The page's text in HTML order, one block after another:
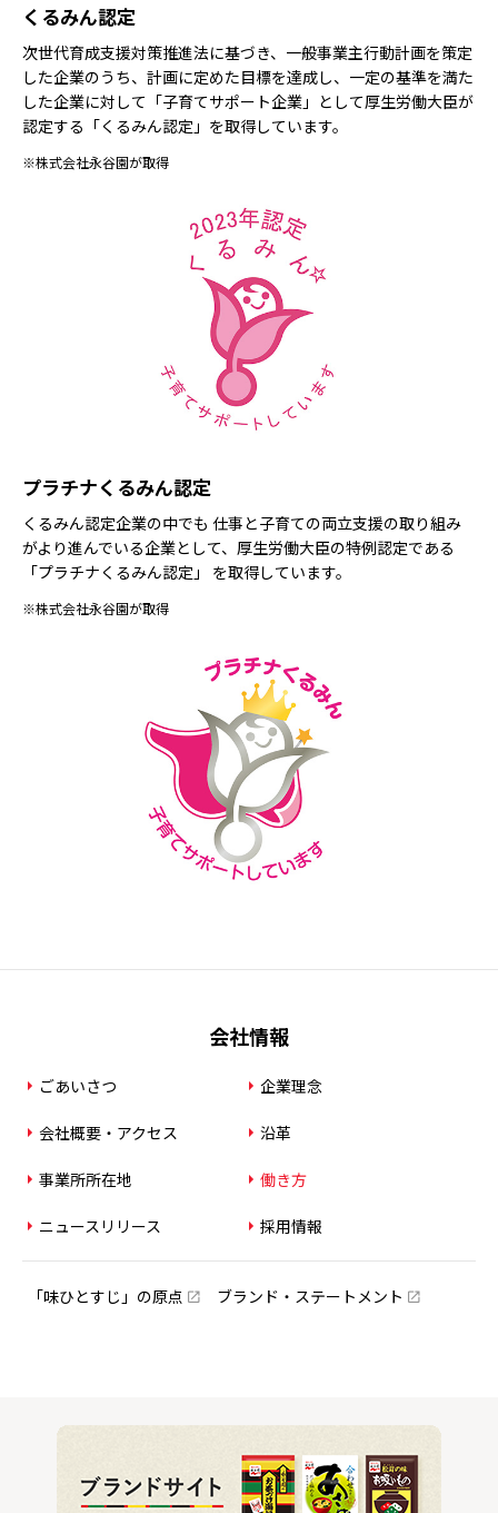
くるみん認定
次世代育成支援対策推進法に基づき、一般事業主行動計画を策定
した企業のうち、計画に定めた目標を達成し、一定の基準を満た
した企業に対して「子育てサポート企業」として厚生労働大臣が
認定する「くるみん認定」を取得しています。
※株式会社永谷園が取得
プラチナくるみん認定
くるみん認定企業の中でも 仕事と子育ての両立支援の取り組み
がより進んでいる企業として、厚生労働大臣の特例認定である
「プラチナくるみん認定」 を取得しています。
※株式会社永谷園が取得
会社情報
ごあいさつ 企業理念
会社概要・アクセス 沿革
事業所所在地 働き方
ニュースリリース 採用情報
「味ひとすじ」の原点 ブランド・ステートメント